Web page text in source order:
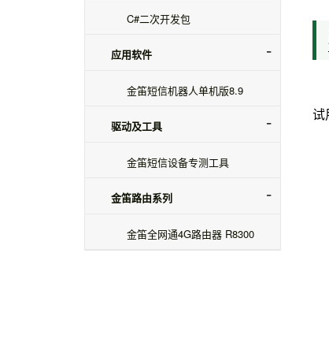
C#二次开发包
应用软件
金笛短信机器人单机版8.9
驱动及工具
金笛短信设备专测工具
金笛路由系列
金笛全网通4G路由器 R8300
试